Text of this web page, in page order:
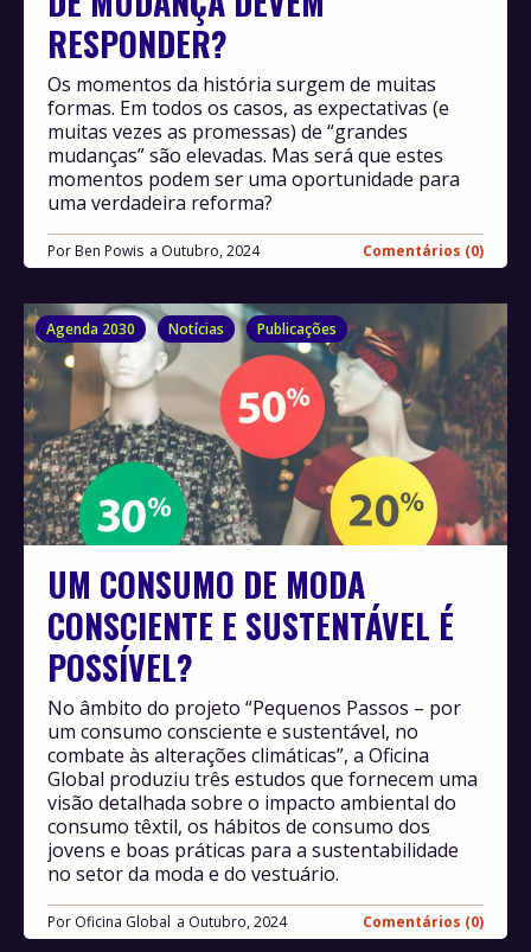
RESPONDER?
Por Ben Powis Outubro, 2024 Comentários (0)
Os momentos da história surgem de muitas
formas. Em todos os casos, as expectativas (e
muitas vezes as promessas) de “grandes
mudanças” são elevadas. Mas será que estes
momentos podem ser uma oportunidade para
uma verdadeira reforma?
Agenda 2030 Notícias Publicações
UM CONSUMO DE MODA
CONSCIENTE E SUSTENTÁVEL É
POSSÍVEL?
Por Oficina Global Outubro, 2024 Comentários (0)
No âmbito do projeto “Pequenos Passos – por
um consumo consciente e sustentável, no
combate às alterações climáticas”, a Oficina
Global produziu três estudos que fornecem uma
visão detalhada sobre o impacto ambiental do
consumo têxtil, os hábitos de consumo dos
jovens e boas práticas para a sustentabilidade
no setor da moda e do vestuário.